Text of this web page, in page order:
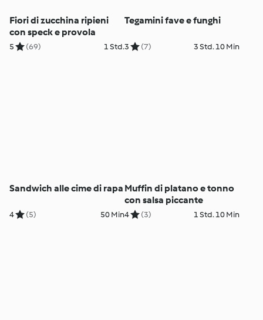
Fiori di zucchina ripieni
con speck e provola
5 (69) 1 Std.
Tegamini fave e funghi
3 (7) 3 Std. 10 Min
Sandwich alle cime di rapa
4 (5) 50 Min
Muffin di platano e tonno
con salsa piccante
4 (3) 1 Std. 10 Min